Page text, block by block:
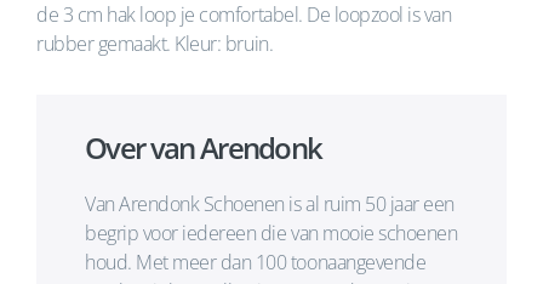
de 3 cm hak loop je comfortabel. De loopzool is van
rubber gemaakt. Kleur: bruin.
Over van Arendonk
Van Arendonk Schoenen is al ruim 50 jaar een
begrip voor iedereen die van mooie schoenen
houd. Met meer dan 100 toonaangevende